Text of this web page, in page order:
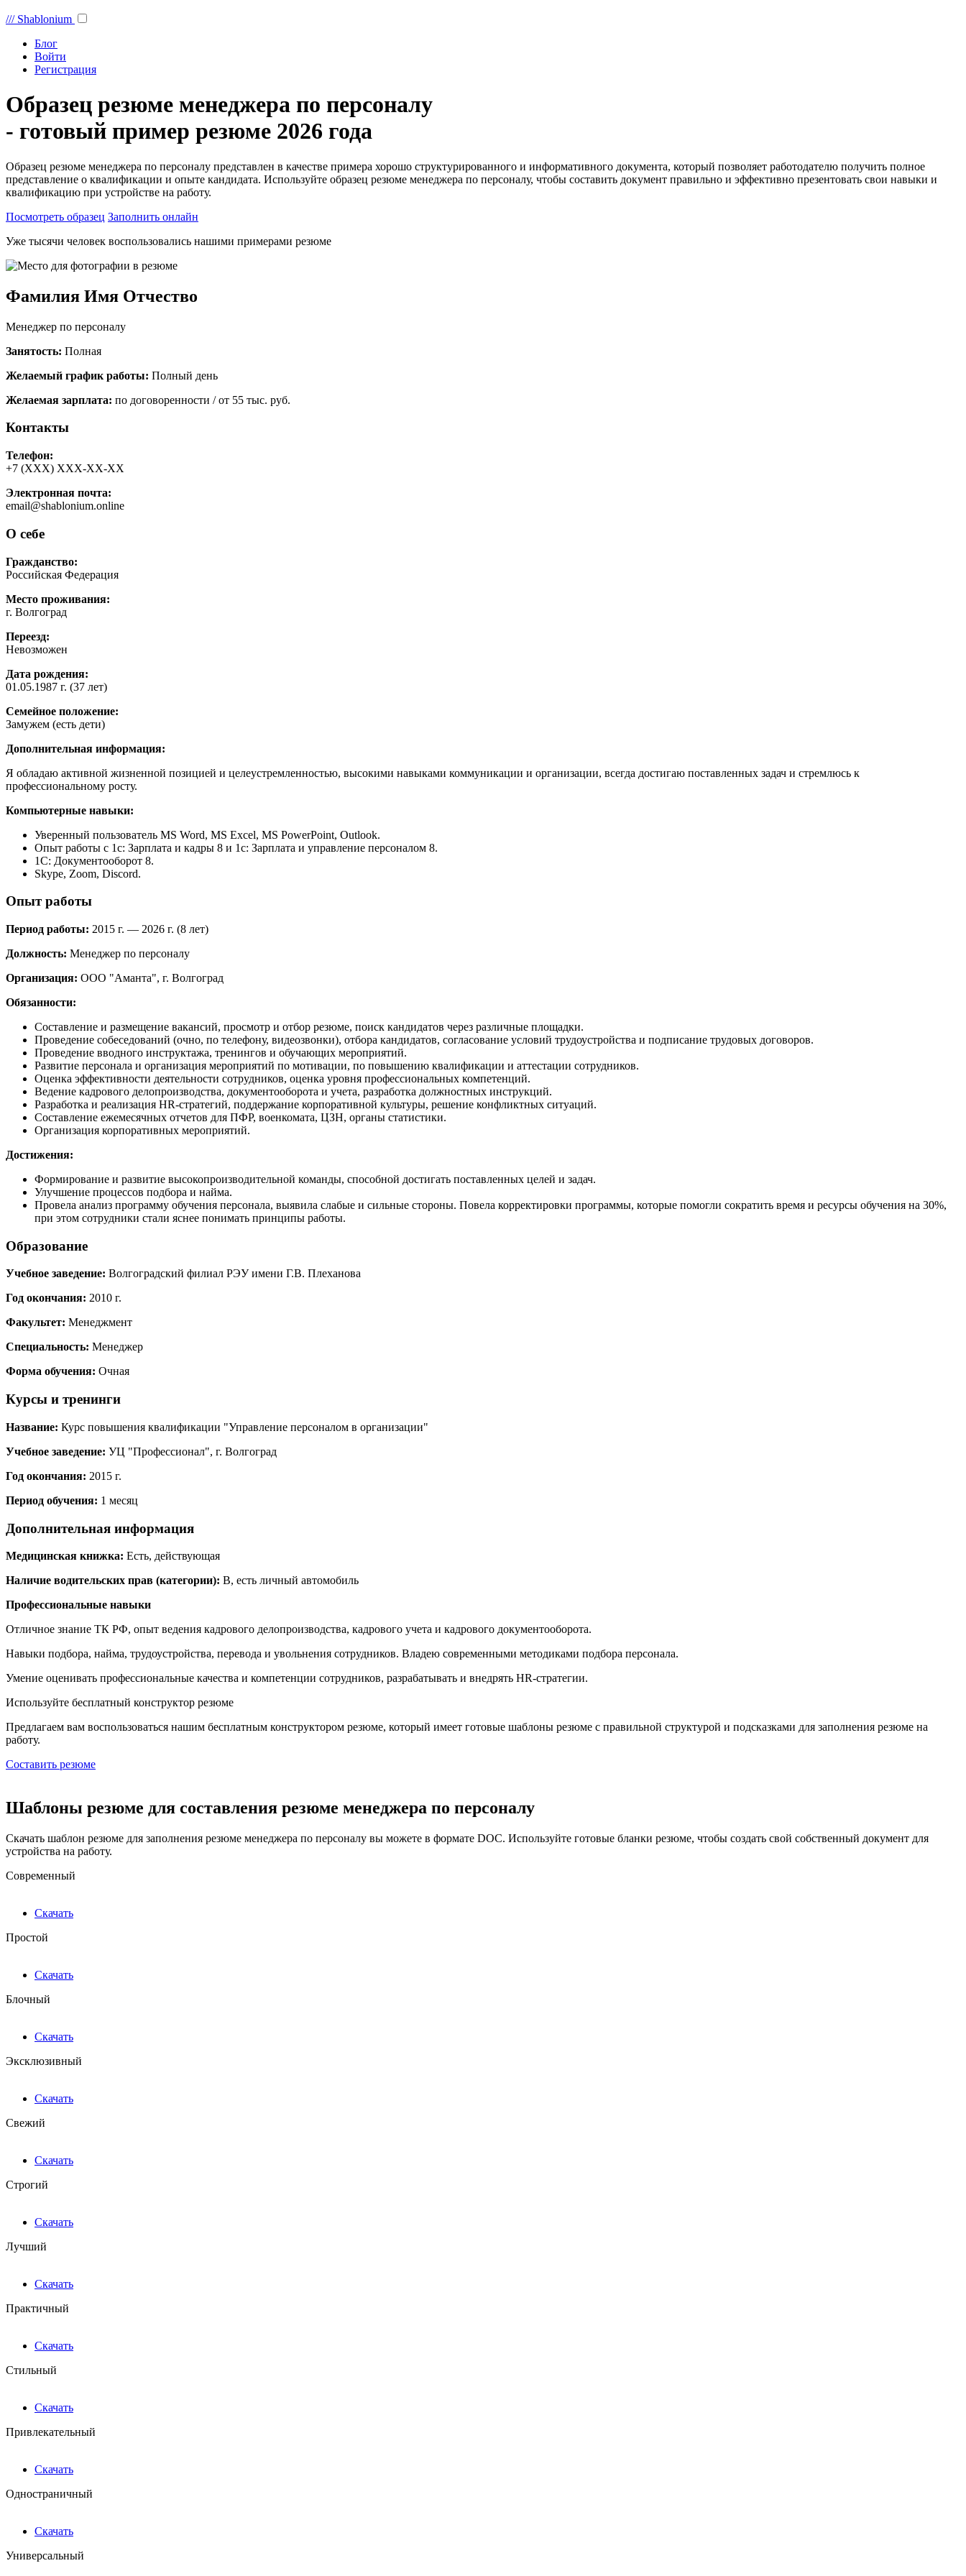
/// Shablonium
Блог
Войти
Регистрация
Образец резюме менеджера по персоналу
- готовый пример резюме 2026 года
Образец резюме менеджера по персоналу представлен в качестве примера хорошо структурированного и информативного документа, который позволяет работодателю получить полное
представление о квалификации и опыте кандидата. Используйте образец резюме менеджера по персоналу, чтобы составить документ правильно и эффективно презентовать свои навыки и
квалификацию при устройстве на работу.
Посмотреть образец Заполнить онлайн
Уже тысячи человек воспользовались нашими примерами резюме
Фамилия Имя Отчество
Менеджер по персоналу
Занятость: Полная
Желаемый график работы: Полный день
Желаемая зарплата: по договоренности / от 55 тыс. руб.
Контакты
Телефон:
+7 (ХХХ) ХХХ-ХХ-ХХ
Электронная почта:
email@shablonium.online
О себе
Гражданство:
Российская Федерация
Место проживания:
г. Волгоград
Переезд:
Невозможен
Дата рождения:
01.05.1987 г. (37 лет)
Семейное положение:
Замужем (есть дети)
Дополнительная информация:
Я обладаю активной жизненной позицией и целеустремленностью, высокими навыками коммуникации и организации, всегда достигаю поставленных задач и стремлюсь к
профессиональному росту.
Компьютерные навыки:
Уверенный пользователь MS Word, MS Excel, MS PowerPoint, Outlook.
Опыт работы с 1с: Зарплата и кадры 8 и 1с: Зарплата и управление персоналом 8.
1С: Документооборот 8.
Skype, Zoom, Discord.
Опыт работы
Период работы: 2015 г. — 2026 г. (8 лет)
Должность: Менеджер по персоналу
Организация: ООО "Аманта", г. Волгоград
Обязанности:
Составление и размещение вакансий, просмотр и отбор резюме, поиск кандидатов через различные площадки.
Проведение собеседований (очно, по телефону, видеозвонки), отбора кандидатов, согласование условий трудоустройства и подписание трудовых договоров.
Проведение вводного инструктажа, тренингов и обучающих мероприятий.
Развитие персонала и организация мероприятий по мотивации, по повышению квалификации и аттестации сотрудников.
Оценка эффективности деятельности сотрудников, оценка уровня профессиональных компетенций.
Ведение кадрового делопроизводства, документооборота и учета, разработка должностных инструкций.
Разработка и реализация HR-стратегий, поддержание корпоративной культуры, решение конфликтных ситуаций.
Составление ежемесячных отчетов для ПФР, военкомата, ЦЗН, органы статистики.
Организация корпоративных мероприятий.
Достижения:
Формирование и развитие высокопроизводительной команды, способной достигать поставленных целей и задач.
Улучшение процессов подбора и найма.
Провела анализ программу обучения персонала, выявила слабые и сильные стороны. Повела корректировки программы, которые помогли сократить время и ресурсы обучения на 30%,
при этом сотрудники стали яснее понимать принципы работы.
Образование
Учебное заведение: Волгоградский филиал РЭУ имени Г.В. Плеханова
Год окончания: 2010 г.
Факультет: Менеджмент
Специальность: Менеджер
Форма обучения: Очная
Курсы и тренинги
Название: Курс повышения квалификации "Управление персоналом в организации"
Учебное заведение: УЦ "Профессионал", г. Волгоград
Год окончания: 2015 г.
Период обучения: 1 месяц
Дополнительная информация
Медицинская книжка: Есть, действующая
Наличие водительских прав (категории): В, есть личный автомобиль
Профессиональные навыки
Отличное знание ТК РФ, опыт ведения кадрового делопроизводства, кадрового учета и кадрового документооборота.
Навыки подбора, найма, трудоустройства, перевода и увольнения сотрудников. Владею современными методиками подбора персонала.
Умение оценивать профессиональные качества и компетенции сотрудников, разрабатывать и внедрять HR-стратегии.
Используйте бесплатный конструктор резюме
Предлагаем вам воспользоваться нашим бесплатным конструктором резюме, который имеет готовые шаблоны резюме с правильной структурой и подсказками для заполнения резюме на
работу.
Составить резюме
Шаблоны резюме для составления резюме менеджера по персоналу
Скачать шаблон резюме для заполнения резюме менеджера по персоналу вы можете в формате DOC. Используйте готовые бланки резюме, чтобы создать свой собственный документ для
устройства на работу.
Современный
Скачать
Простой
Скачать
Блочный
Скачать
Эксклюзивный
Скачать
Свежий
Скачать
Строгий
Скачать
Лучший
Скачать
Практичный
Скачать
Стильный
Скачать
Привлекательный
Скачать
Одностраничный
Скачать
Универсальный